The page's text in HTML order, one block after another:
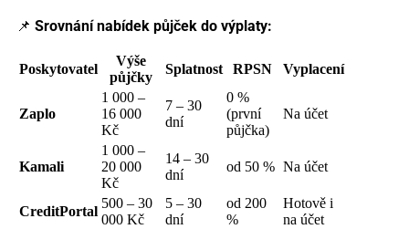
📌 Srovnání nabídek půjček do výplaty:
Poskytovatel
Výše
půjčky
Splatnost RPSN Vyplacení
Zaplo
1 000 –
16 000
Kč
7 – 30
dní
0 %
(první
půjčka)
Na účet
Kamali
1 000 –
20 000
Kč
14 – 30
dní
od 50 % Na účet
CreditPortal
500 – 30
000 Kč
5 – 30
dní
od 200
%
Hotově i
na účet